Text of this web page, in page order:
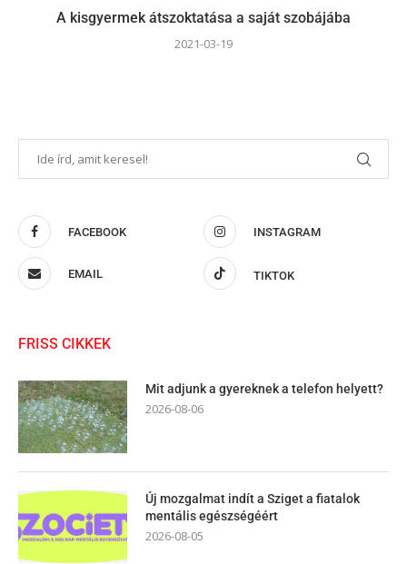
A kisgyermek átszoktatása a saját szobájába
2021-03-19
FACEBOOK INSTAGRAM
EMAIL TIKTOK
FRISS CIKKEK
Mit adjunk a gyereknek a telefon helyett?
2026-08-06
Új mozgalmat indít a Sziget a fiatalok
mentális egészségéért
2026-08-05